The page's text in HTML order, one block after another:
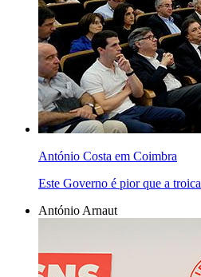
António Costa em Coimbra
Este Governo é pior que a troica
António Arnaut